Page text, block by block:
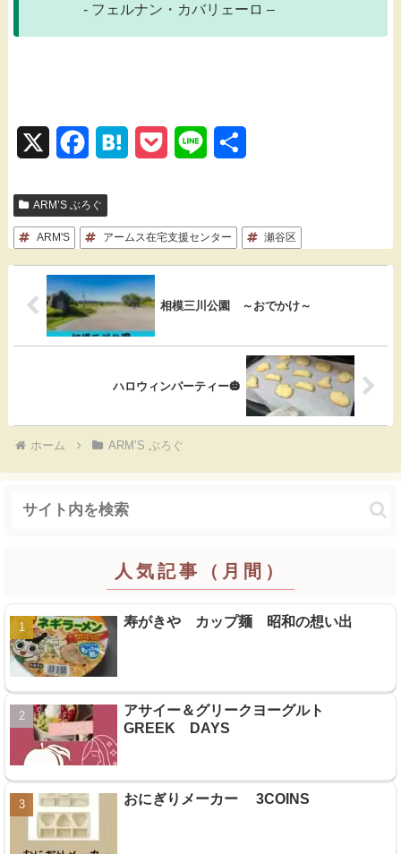
- フェルナン・カバリェーロ –
c
e
b
o
o
e
n
a
k
t
e
ARM’S ぶろぐ
ARM'S アームス在宅支援センター 瀬谷区
相模三川公園 ～おでかけ～
ハロウィンパーティー🎃
ホーム ARM’S ぶろぐ
人気記事（月間）
寿がきや カップ麺 昭和の想い出
アサイー＆グリークヨーグルト
GREEK DAYS
おにぎりメーカー 3COINS